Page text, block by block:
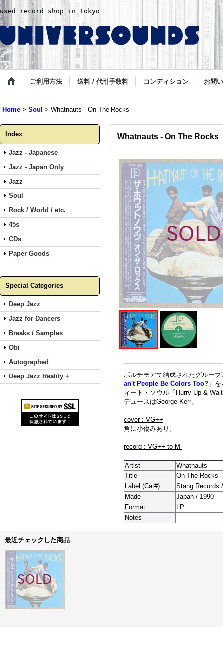
used record shop in Tokyo
ご利用方法 送料 / 代引手数料 コンディション お問
Home > Soul > Whatnauts - On The Rocks
Index
Jazz - Japanese
Jazz - Japan Only
Jazz
Soul
Rock / World / etc.
45s
CDs
Paper Goods
Special Categories
Deep Jazz
Jazz for Dancers
Breaks / Samples
Obi
Autographed
Deep Jazz Reality +
Whatnauts - On The Rocks
ボルチモアで結成されたグルー
an't People Be Colors Too? 」
ィート・ソウル「Hurry Up &
デュースはGeorge Kerr。
cover : VG++
角に小傷みあり。
record : VG++ to M-
Artist
Whatnauts
Title
On The Rocks
Label (Cat#)
Stang Records
Made
Japan / 1990
Format
LP
Notes
最近チェックした商品